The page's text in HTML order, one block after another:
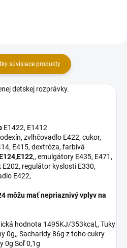
súvisiace produkty
detskej rozprávky.
E1422, E1412
zvlhčovadlo E422, cukor,
E415, dextróza, farbivá
,, emulgátory E435, E471,
regulátor kyslosti E330,
E422,
môžu mať nepriaznivý vplyv na
hodnota 1495KJ/353kcal,, Tuky
0g,, Sacharidy 86g z toho cukry
0g Soľ 0,1g